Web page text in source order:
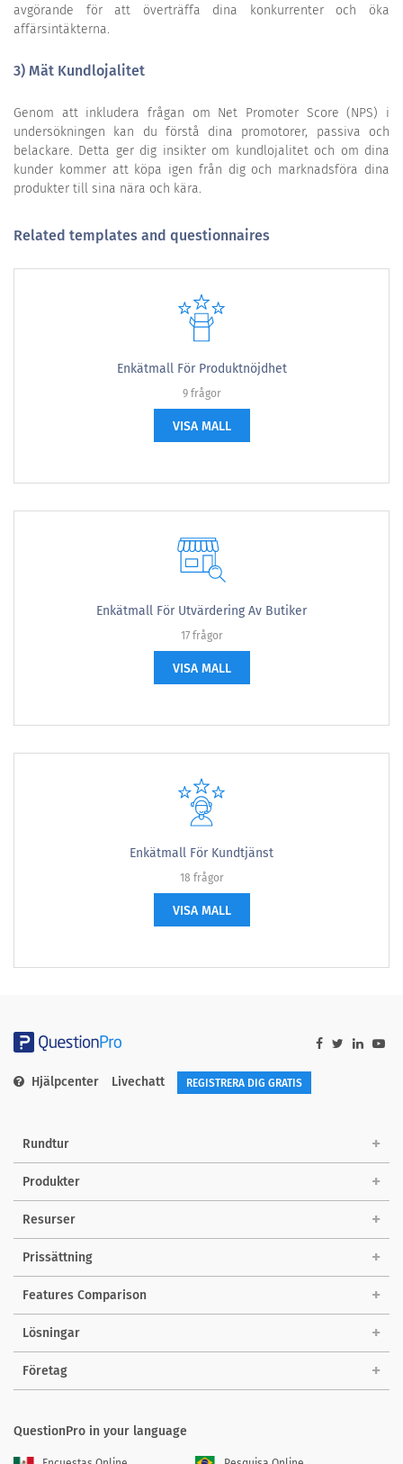
avgörande för att överträffa dina konkurrenter och öka
affärsintäkterna.
3) Mät Kundlojalitet
Genom att inkludera frågan om Net Promoter Score (NPS) i
undersökningen kan du förstå dina promotorer, passiva och
belackare. Detta ger dig insikter om kundlojalitet och om dina
kunder kommer att köpa igen från dig och marknadsföra dina
produkter till sina nära och kära.
Related templates and questionnaires
Enkätmall För Produktnöjdhet
9 frågor
VISA MALL
Enkätmall För Utvärdering Av Butiker
17 frågor
VISA MALL
Enkätmall För Kundtjänst
18 frågor
VISA MALL
Hjälpcenter Livechatt REGISTRERA DIG GRATIS
Rundtur
Produkter
Resurser
Prissättning
Features Comparison
Lösningar
Företag
QuestionPro in your language